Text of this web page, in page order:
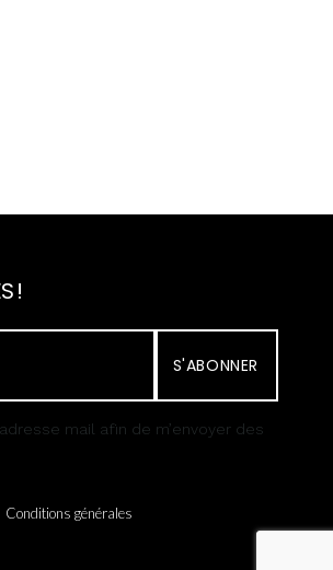
!
S'ABONNER
mail afin de m’envoyer des
Conditions générales